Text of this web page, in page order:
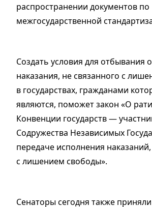
распространении документов по
межгосударственной
Создать условия для отбывания
наказания, не связанного с
в государствах, гражданами
являются, поможет закон «О
Конвенции государств —
Содружества Независимых
передаче исполнения
с лишением свободы».
Сенаторы сегодня также